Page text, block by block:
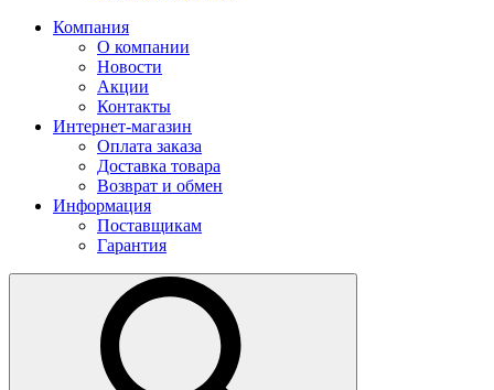
Компания
О компании
Новости
Акции
Контакты
Интернет-магазин
Оплата заказа
Доставка товара
Возврат и обмен
Информация
Поставщикам
Гарантия